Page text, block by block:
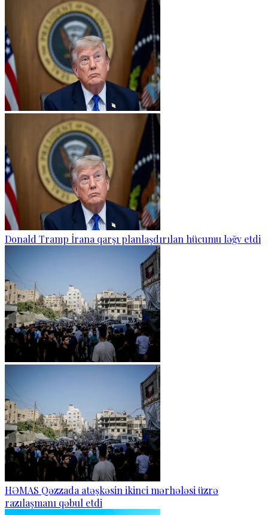
Donald Tramp İrana qarşı planlaşdırılan hücumu ləğv etdi
HƏMAS Qəzzada atəşkəsin ikinci mərhələsi üzrə
razılaşmanı qəbul etdi